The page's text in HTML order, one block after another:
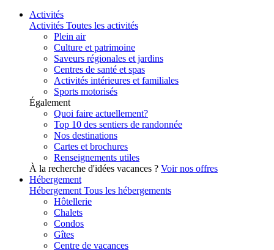
Activités
Activités Toutes les activités
Plein air
Culture et patrimoine
Saveurs régionales et jardins
Centres de santé et spas
Activités intérieures et familiales
Sports motorisés
Également
Quoi faire actuellement?
Top 10 des sentiers de randonnée
Nos destinations
Cartes et brochures
Renseignements utiles
À la recherche d'idées vacances ? Voir nos offres
Hébergement
Hébergement Tous les hébergements
Hôtellerie
Chalets
Condos
Gîtes
Centre de vacances